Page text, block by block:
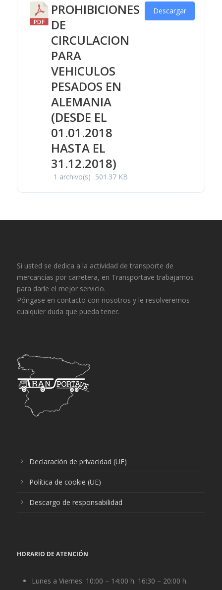
PROHIBICIONES
DE
CIRCULACION
PARA
VEHICULOS
PESADOS EN
ALEMANIA
(DESDE EL
01.01.2018
HASTA EL
31.12.2018)
1 archivo(s) 501.37 KB
Descargar
Si usted se dedica a la actividad de transporte de
mercancías por carretera, en Transportave trabajamos
para darle el mejor servicio.
Póngase en contacto con nosotros y le resolveremos
cualquier duda que pueda tener.
Declaración de privacidad (UE)
Política de cookie (UE)
Descargo de responsabilidad
HORARIO DE ATENCIÓN
Lunes a Viernes: 10:00 – 14:00 h. 16:30 – 20:00 h.